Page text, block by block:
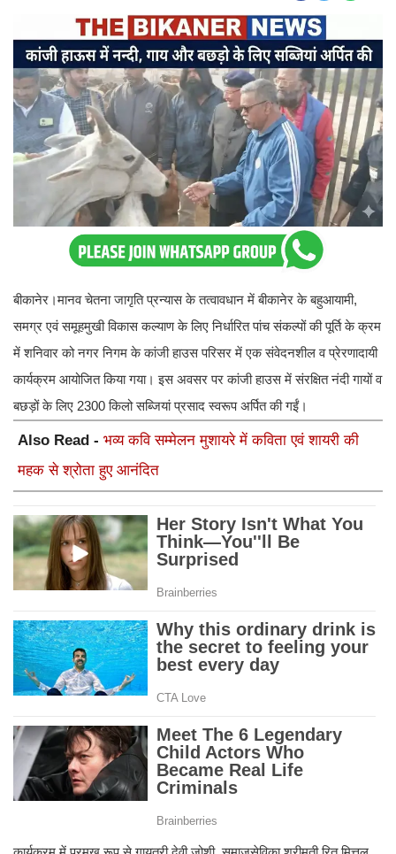
बीकानेर।मानव चेतना जागृति प्रन्यास के तत्वावधान में बीकानेर के बहुआयामी,
समग्र एवं समूहमुखी विकास कल्याण के लिए निर्धारित पांच संकल्पों की पूर्ति के क्रम
में शनिवार को नगर निगम के कांजी हाउस परिसर में एक संवेदनशील व प्रेरणादायी
कार्यक्रम आयोजित किया गया। इस अवसर पर कांजी हाउस में संरक्षित नंदी गायों व
बछड़ों के लिए 2300 किलो सब्जियां प्रसाद स्वरूप अर्पित की गईं।
Also Read - भव्य कवि सम्मेलन मुशायरे में कविता एवं शायरी की
महक से श्रोता हुए आनंदित